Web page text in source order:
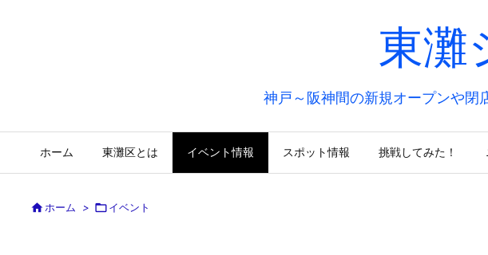
東灘
神戸～阪神間の新規オープンや閉
ホーム 東灘区とは イベント情報 スポット情報 挑戦してみた！
ホーム > イベント